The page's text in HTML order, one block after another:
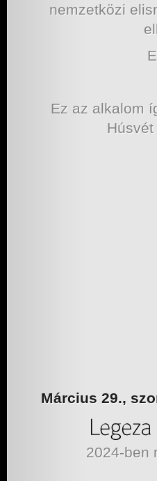
nemzetközi
Ez az alkalom
Március 29.,
2024-ben